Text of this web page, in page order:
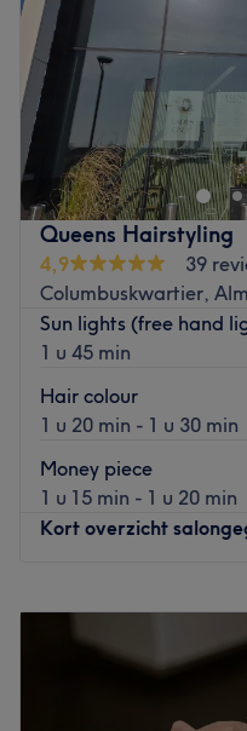
Zaterdag
Zondag
Het team van Hosanna
voor klaar voor de hele
en ongeacht of je over
Zij beheersen de
om te toveren naar
ambitieuze team is altijd
trends en geven je graag
styling, kleur en kapsels.
van deze salon, geven
Queens Hairstyling
4,9
39
Columbuskwartier,
Sun lights (free hand
1 u 45 min
Hair colour
1 u 20 min - 1 u 30 min
Money piece
1 u 15 min - 1 u 20 min
Kort overzicht
Woensdag